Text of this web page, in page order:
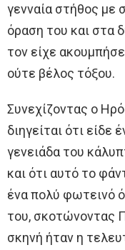
γενναία στήθος με
όραση του και στα
τον είχε
ούτε βέλος τόξου.
Συνεχίζοντας ο
διηγείται ότι
γενειάδα του
και ότι αυτό το
ένα πολύ φωτεινό
του, σκοτώνοντας
σκηνή ήταν η